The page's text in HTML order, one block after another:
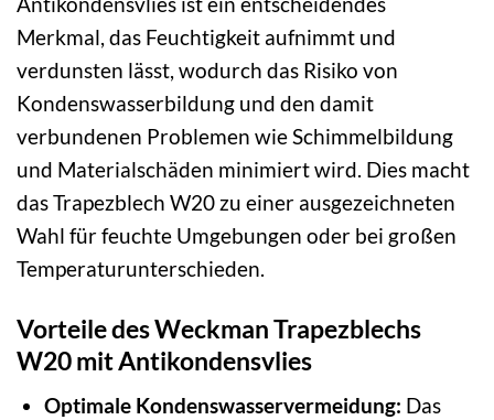
Merkmal, das Feuchtigkeit aufnimmt und
verdunsten lässt, wodurch das Risiko von
Kondenswasserbildung und den damit
verbundenen Problemen wie Schimmelbildung
und Materialschäden minimiert wird. Dies macht
das Trapezblech W20 zu einer ausgezeichneten
Wahl für feuchte Umgebungen oder bei großen
Temperaturunterschieden.
Vorteile des Weckman Trapezblechs
W20 mit Antikondensvlies
Optimale Kondenswasservermeidung: Das